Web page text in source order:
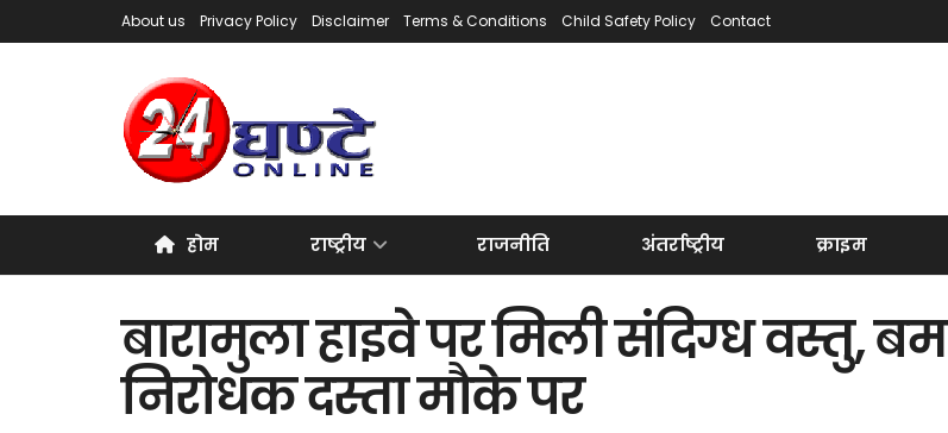
About us Privacy Policy Disclaimer Terms & Conditions Child Safety Policy Contact
होम राष्ट्रीय राजनीति अंतर्राष्ट्रीय क्राइम
बारामुला हाइवे पर मिली संदिग्ध वस्तु, बम
निरोधक दस्ता मौके पर